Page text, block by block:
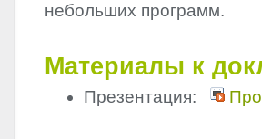
небольших программ.
Материалы к
Презентация: